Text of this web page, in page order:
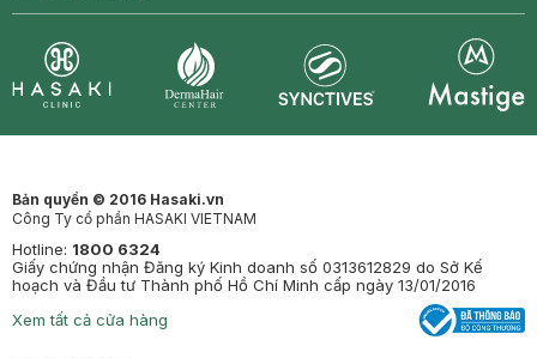
Bản quyền © 2016 Hasaki.vn
Công Ty cổ phần HASAKI VIETNAM
Hotline: 1800 6324
Giấy chứng nhận Đăng ký Kinh doanh số 0313612829 do Sở Kế
hoạch và Đầu tư Thành phố Hồ Chí Minh cấp ngày 13/01/2016
Xem tất cả cửa hàng